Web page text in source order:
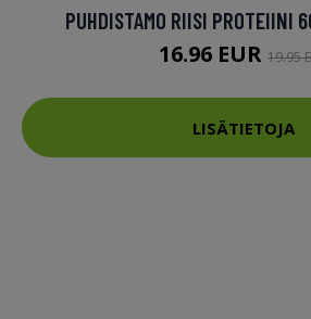
PUHDISTAMO RIISI PROTEIINI
16.96 EUR 19.95
LISÄTIETOJA